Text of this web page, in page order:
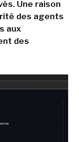
Une raison
des agents
aux
des